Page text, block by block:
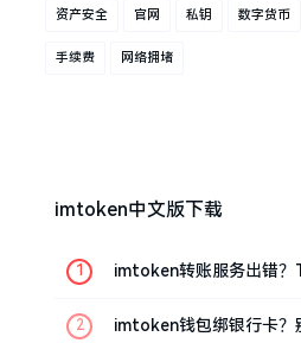
资产安全 官网 私钥 数字货币
手续费 网络拥堵
imtoken中文版下载
imtoken转账服务出错？
imtoken钱包绑银行卡？